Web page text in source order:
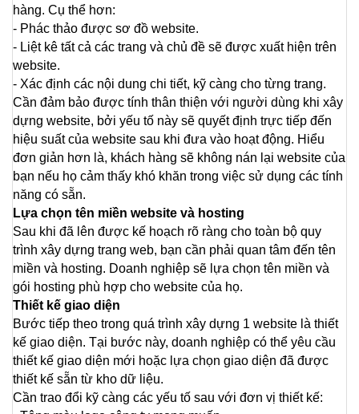
hàng. Cụ thể hơn:
- Phác thảo được sơ đồ website.
- Liệt kê tất cả các trang và chủ đề sẽ được xuất hiện trên
website.
- Xác định các nội dung chi tiết, kỹ càng cho từng trang.
Cần đảm bảo được tính thân thiện với người dùng khi xây
dựng website, bởi yếu tố này sẽ quyết định trực tiếp đến
hiệu suất của website sau khi đưa vào hoạt động. Hiểu
đơn giản hơn là, khách hàng sẽ không nán lại website của
bạn nếu họ cảm thấy khó khăn trong việc sử dụng các tính
năng có sẵn.
Lựa chọn tên miền website và hosting
Sau khi đã lên được kế hoạch rõ ràng cho toàn bộ quy
trình xây dựng trang web, bạn cần phải quan tâm đến tên
miền và hosting. Doanh nghiệp sẽ lựa chọn tên miền và
gói hosting phù hợp cho website của họ.
Thiết kế giao diện
Bước tiếp theo trong quá trình xây dựng 1 website là thiết
kế giao diện. Tại bước này, doanh nghiệp có thể yêu cầu
thiết kế giao diện mới hoặc lựa chọn giao diện đã được
thiết kế sẵn từ kho dữ liệu.
Cần trao đổi kỹ càng các yếu tố sau với đơn vị thiết kế: